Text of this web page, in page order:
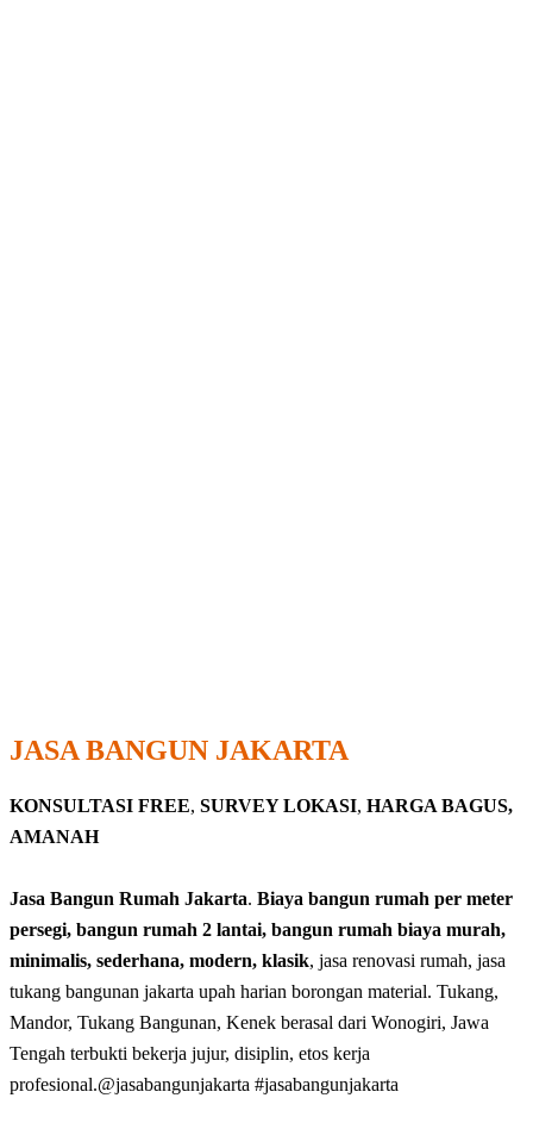
JASA BANGUN JAKARTA
KONSULTASI FREE, SURVEY LOKASI, HARGA BAGUS,
AMANAH
Jasa Bangun Rumah Jakarta. Biaya bangun rumah per meter
persegi, bangun rumah 2 lantai, bangun rumah biaya murah,
minimalis, sederhana, modern, klasik, jasa renovasi rumah, jasa
tukang bangunan jakarta upah harian borongan material. Tukang,
Mandor, Tukang Bangunan, Kenek berasal dari Wonogiri, Jawa
Tengah terbukti bekerja jujur, disiplin, etos kerja
profesional.@jasabangunjakarta #jasabangunjakarta